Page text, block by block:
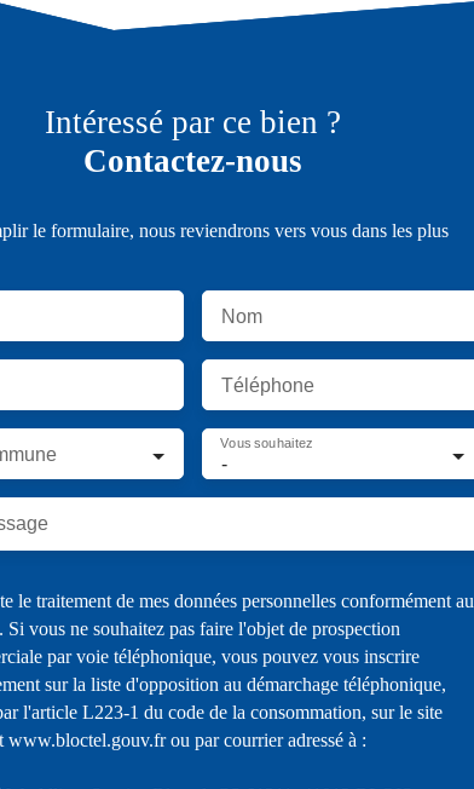
Intéressé par ce bien ?
Contactez-nous
le formulaire, nous reviendrons vers vous dans les plus
Nom
Téléphone
-
Vous souhaitez
le traitement de mes données personnelles conformément au
Si vous ne souhaitez pas faire l'objet de prospection
par voie téléphonique, vous pouvez vous inscrire
sur la liste d'opposition au démarchage téléphonique,
l'article L223-1 du code de la consommation, sur le site
www.bloctel.gouv.fr ou par courrier adressé à :